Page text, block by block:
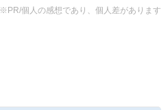
※PR/個人の感想であり、個人差があります